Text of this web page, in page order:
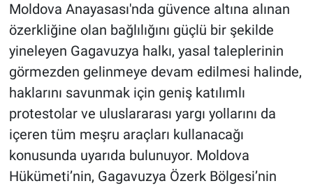
Moldova Anayasası'nda güvence altına alınan
özerkliğine olan bağlılığını güçlü bir şekilde
yineleyen Gagavuzya halkı, yasal taleplerinin
görmezden gelinmeye devam edilmesi halinde,
haklarını savunmak için geniş katılımlı
protestolar ve uluslararası yargı yollarını da
içeren tüm meşru araçları kullanacağı
konusunda uyarıda bulunuyor. Moldova
Hükümeti’nin, Gagavuzya Özerk Bölgesi’nin